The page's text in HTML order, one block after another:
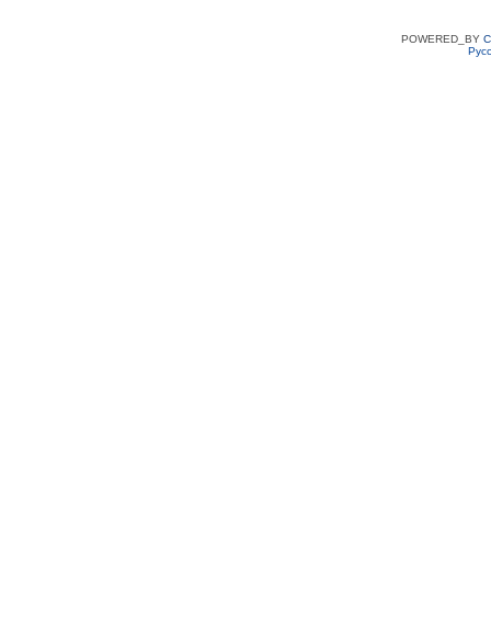
POWERED_BY